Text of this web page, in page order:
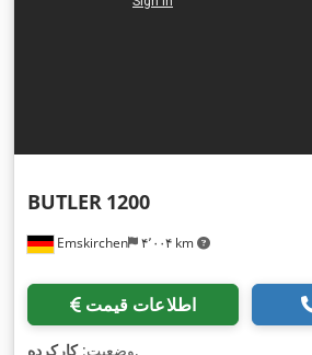
Emskirchen ۴٬۰۰۴ km
BUTLER 1200
اطلاعات قیمت
وضعیت:کارکرده ,